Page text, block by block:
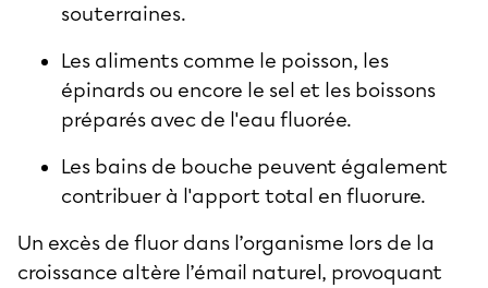
souterraines.
Les aliments comme le poisson, les
épinards ou encore le sel et les boissons
préparés avec de l'eau fluorée.
Les bains de bouche peuvent également
contribuer à l'apport total en fluorure.
Un excès de fluor dans l’organisme lors de la
croissance altère l’émail naturel, provoquant